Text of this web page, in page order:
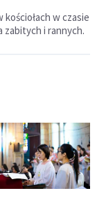
w czasie
zabitych i rannych.